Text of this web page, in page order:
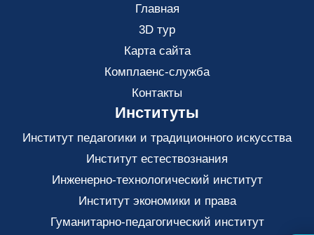
Главная
3D тур
Карта сайта
Комплаенс-служба
Контакты
Институты
Институт педагогики и традиционного искусства
Институт естествознания
Инженерно-технологический институт
Институт экономики и права
Гуманитарно-педагогический институт